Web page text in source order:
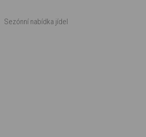
Sezónní nabídka jídel